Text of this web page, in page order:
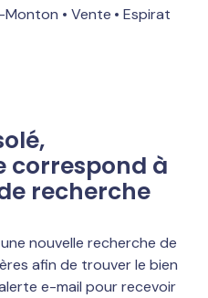
Monton Vente
Espirat
correspond à
recherche
nouvelle recherche de
afin de trouver le bien
e-mail pour recevoir